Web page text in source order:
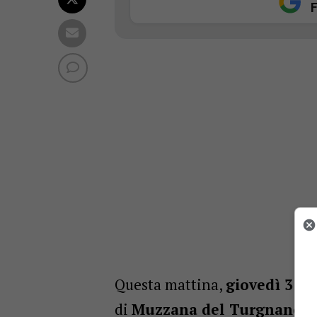
Questa mattina, giovedì 3
di Muzzana del Turgnano